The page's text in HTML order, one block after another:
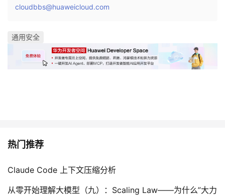
cloudbbs@huaweicloud.com
通用安全
热门推荐
Claude Code 上下文压缩分析
从零开始理解大模型（九）：Scaling Law——为什么”大力